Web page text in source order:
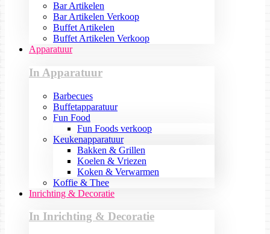
Bar Artikelen
Bar Artikelen Verkoop
Buffet Artikelen
Buffet Artikelen Verkoop
Apparatuur
In Apparatuur
Barbecues
Buffetapparatuur
Fun Food
Fun Foods verkoop
Keukenapparatuur
Bakken & Grillen
Koelen & Vriezen
Koken & Verwarmen
Koffie & Thee
Inrichting & Decoratie
In Inrichting & Decoratie